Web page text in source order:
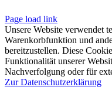
Page load link
Unsere Website verwendet
Warenkorbfunktion und
bereitzustellen. Diese
Funktionalität unserer
Nachverfolgung oder für
Zur Datenschutzerklärung